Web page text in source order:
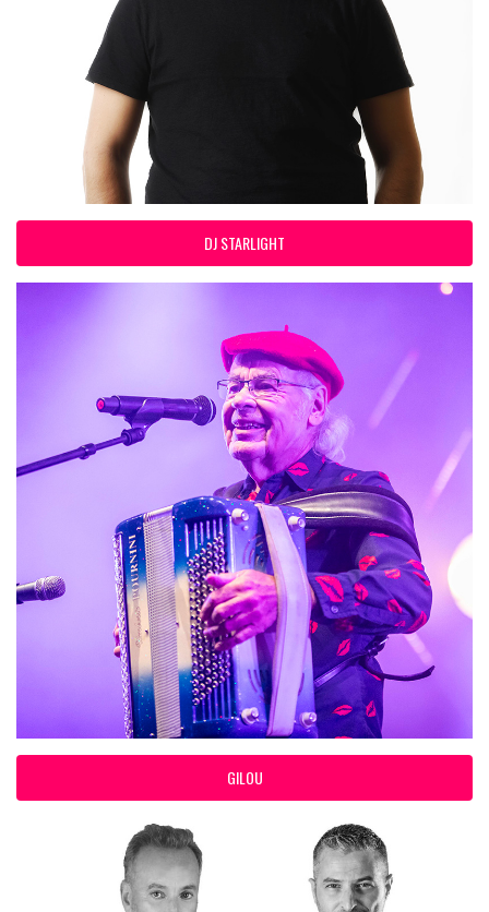
DJ STARLIGHT
GILOU